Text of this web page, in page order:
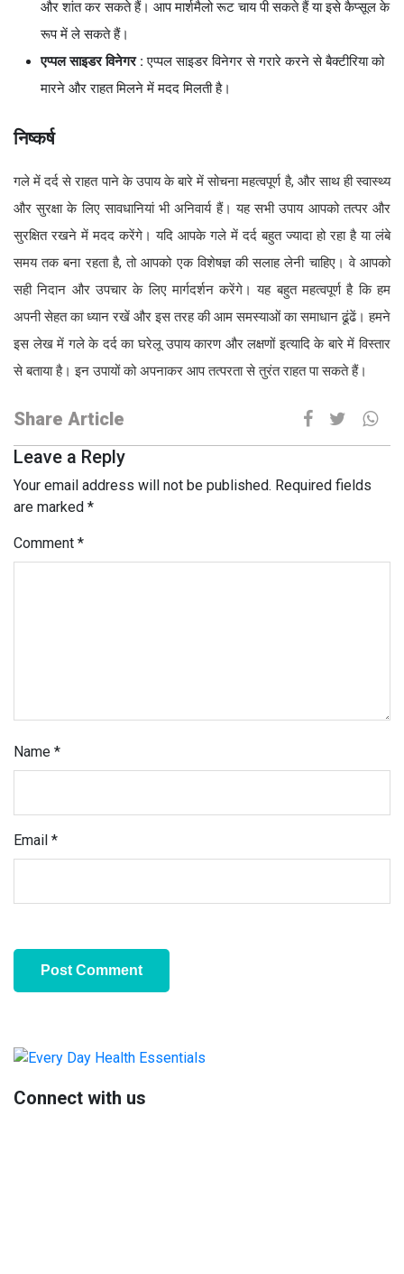
और शांत कर सकते हैं। आप मार्शमैलो रूट चाय पी सकते हैं या इसे कैप्सूल के
रूप में ले सकते हैं।
एप्पल साइडर विनेगर :एप्पल साइडर विनेगर से गरारे करने से बैक्टीरिया को
मारने और राहत मिलने में मदद मिलती है।
निष्कर्ष
गले में दर्द से राहत पाने के उपाय के बारे में सोचना महत्वपूर्ण है, और साथ ही स्वास्थ्य
और सुरक्षा के लिए सावधानियां भी अनिवार्य हैं। यह सभी उपाय आपको तत्पर और
सुरक्षित रखने में मदद करेंगे। यदि आपके गले में दर्द बहुत ज्यादा हो रहा है या लंबे
समय तक बना रहता है, तो आपको एक विशेषज्ञ की सलाह लेनी चाहिए। वे आपको
सही निदान और उपचार के लिए मार्गदर्शन करेंगे। यह बहुत महत्वपूर्ण है कि हम
अपनी सेहत का ध्यान रखें और इस तरह की आम समस्याओं का समाधान ढूंढें। हमने
इस लेख में गले के दर्द का घरेलू उपाय कारण और लक्षणों इत्यादि के बारे में विस्तार
से बताया है। इन उपायों को अपनाकर आप तत्परता से तुरंत राहत पा सकते हैं।
Share Article
Leave a Reply
Your email address will not be published. Required fields
are marked *
Comment *
Name *
Email *
Primary
Sidebar
Connect with us